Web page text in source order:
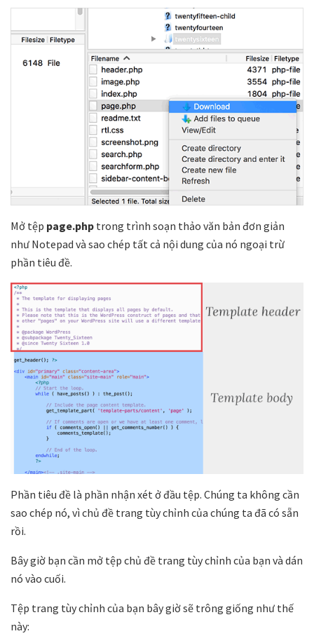
Mở tệp page.php trong trình soạn thảo văn bản đơn giản
như Notepad và sao chép tất cả nội dung của nó ngoại trừ
phần tiêu đề.
Phần tiêu đề là phần nhận xét ở đầu tệp. Chúng ta không cần
sao chép nó, vì chủ đề trang tùy chỉnh của chúng ta đã có sẵn
rồi.
Bây giờ bạn cần mở tệp chủ đề trang tùy chỉnh của bạn và dán
nó vào cuối.
Tệp trang tùy chỉnh của bạn bây giờ sẽ trông giống như thế
này: